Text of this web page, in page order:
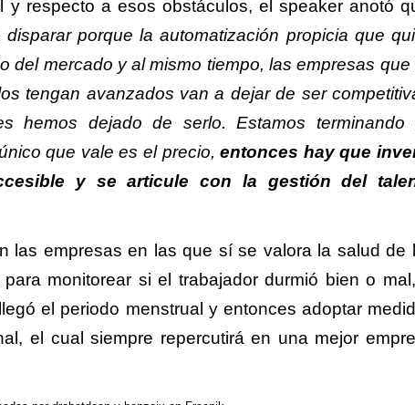
respecto a esos obstáculos, el speaker anotó
porque la automatización propicia que
del mercado y al mismo tiempo, las empresas que
tengan avanzados van a dejar de ser
hemos dejado de serlo. Estamos terminando
que vale es el precio,entonces hay que
y se articule con la gestión del
las empresas en las que sí se valora la salud de
monitorear si el trabajador durmió bien o
el periodo menstrual y entonces adoptar
el cual siempre repercutirá en una mejor